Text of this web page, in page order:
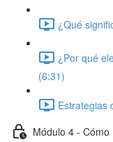
¿Qué
¿Por qué
(6:31)
Estrategias
Módulo 4 -